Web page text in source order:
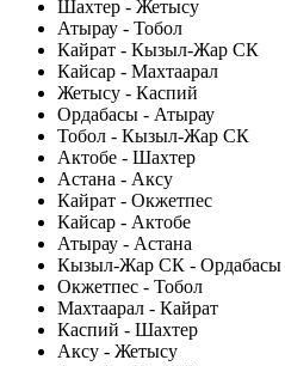
Шахтер - Жетысу
Атырау - Тобол
Кайрат - Кызыл-Жар СК
Кайсар - Махтаарал
Жетысу - Каспий
Ордабасы - Атырау
Тобол - Кызыл-Жар СК
Актобе - Шахтер
Астана - Аксу
Кайрат - Окжетпес
Кайсар - Актобе
Атырау - Астана
Кызыл-Жар СК - Ордабасы
Окжетпес - Тобол
Махтаарал - Кайрат
Каспий - Шахтер
Аксу - Жетысу